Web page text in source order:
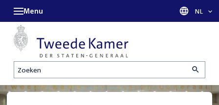
Zoeken
Menu Taal
NL